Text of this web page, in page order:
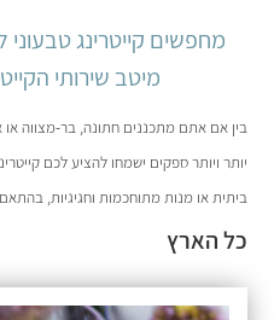
מחפשים קייטרינג טבעוני
מיטב שירותי
אם אתם מתכננים חתונה, בר-מצווה או
ויותר ספקים ישמחו להציע לכם קייטרינג
או מנות מתוחכמות וחגיגיות, בהתאם
הארץ